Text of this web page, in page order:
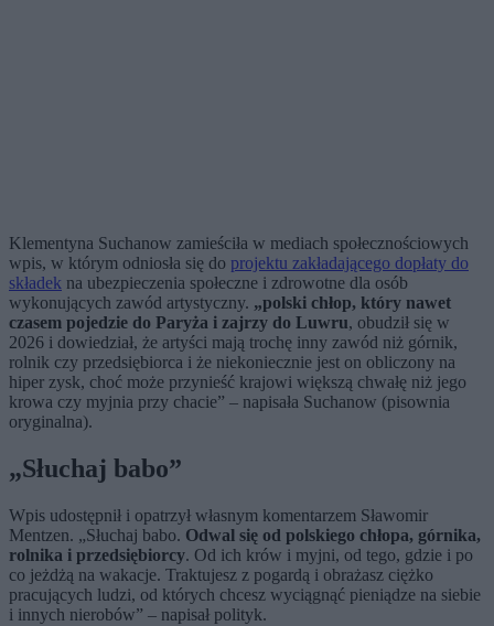
Klementyna Suchanow zamieściła w mediach społecznościowych
wpis, w którym odniosła się do projektu zakładającego dopłaty do
składek na ubezpieczenia społeczne i zdrowotne dla osób
wykonujących zawód artystyczny. „polski chłop, który nawet
czasem pojedzie do Paryża i zajrzy do Luwru, obudził się w
2026 i dowiedział, że artyści mają trochę inny zawód niż górnik,
rolnik czy przedsiębiorca i że niekoniecznie jest on obliczony na
hiper zysk, choć może przynieść krajowi większą chwałę niż jego
krowa czy myjnia przy chacie” – napisała Suchanow (pisownia
oryginalna).
„Słuchaj babo”
Wpis udostępnił i opatrzył własnym komentarzem Sławomir
Mentzen. „Słuchaj babo. Odwal się od polskiego chłopa, górnika,
rolnika i przedsiębiorcy. Od ich krów i myjni, od tego, gdzie i po
co jeżdżą na wakacje. Traktujesz z pogardą i obrażasz ciężko
pracujących ludzi, od których chcesz wyciągnąć pieniądze na siebie
i innych nierobów” – napisał polityk.